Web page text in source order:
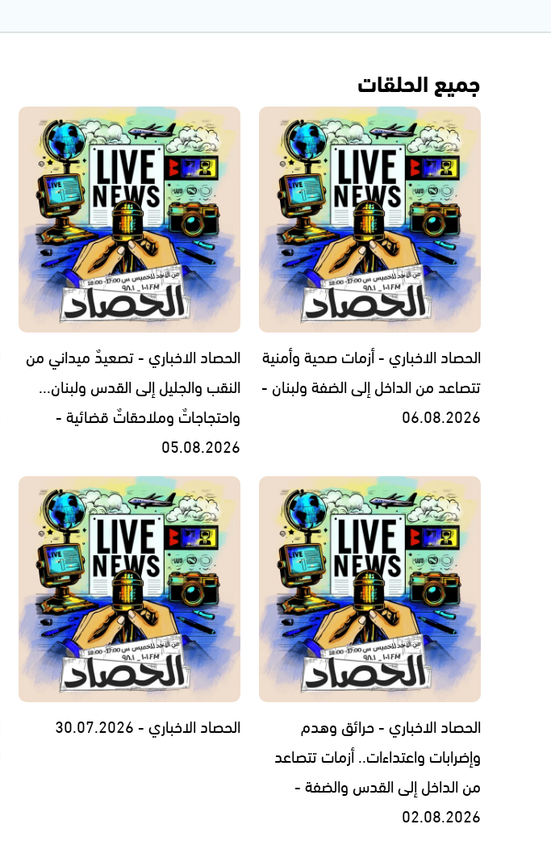
جميع الحلقات
الحصاد الاخباري - أزمات صحية وأمنية
تتصاعد من الداخل إلى الضفة ولبنان -
06.08.2026
الحصاد الاخباري - تصعيدٌ ميداني من
النقب والجليل إلى القدس ولبنان...
واحتجاجاتٌ وملاحقاتٌ قضائية -
05.08.2026
الحصاد الاخباري - حرائق وهدم
وإضرابات واعتداءات.. أزمات تتصاعد
من الداخل إلى القدس والضفة -
02.08.2026
الحصاد الاخباري - 30.07.2026